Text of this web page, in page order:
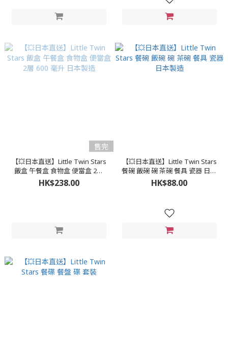
售完
【💥日本直送】Little Twin Stars
飯盒 午餐盒 食物盒 便當盒 2層
600 毫升 日本製造
HK$238.00
【💥日本直送】Little Twin Stars
餐碗 飯碗 碗 茶碗 餐具 瓷器 日本
製造
HK$88.00